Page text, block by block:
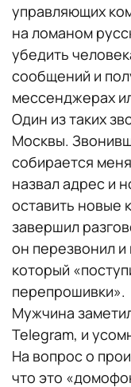
управляющих
на ломаном
убедить
сообщений и
мессенджерах
Один из таких
Москвы.
собирается
назвал адрес и
оставить новые
завершил
он перезвонил и
который
перепрошивки».
Мужчина
Telegram, и
На вопрос о
что это